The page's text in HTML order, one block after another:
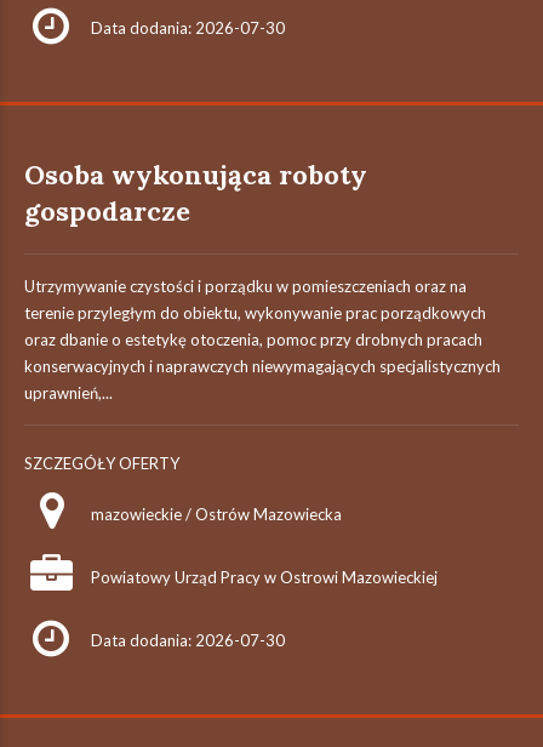
Data dodania: 2026-07-30
Osoba wykonująca roboty
gospodarcze
Utrzymywanie czystości i porządku w pomieszczeniach oraz na
terenie przyległym do obiektu, wykonywanie prac porządkowych
oraz dbanie o estetykę otoczenia, pomoc przy drobnych pracach
konserwacyjnych i naprawczych niewymagających specjalistycznych
uprawnień,...
SZCZEGÓŁY OFERTY
mazowieckie / Ostrów Mazowiecka
Powiatowy Urząd Pracy w Ostrowi Mazowieckiej
Data dodania: 2026-07-30